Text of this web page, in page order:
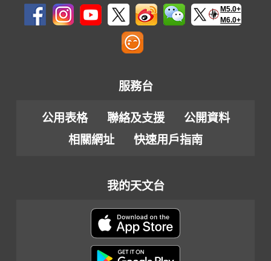
M5.0+
M6.0+
服務台
公用表格 聯絡及支援
公開資料
相關網址
快速用戶指南
我的天文台